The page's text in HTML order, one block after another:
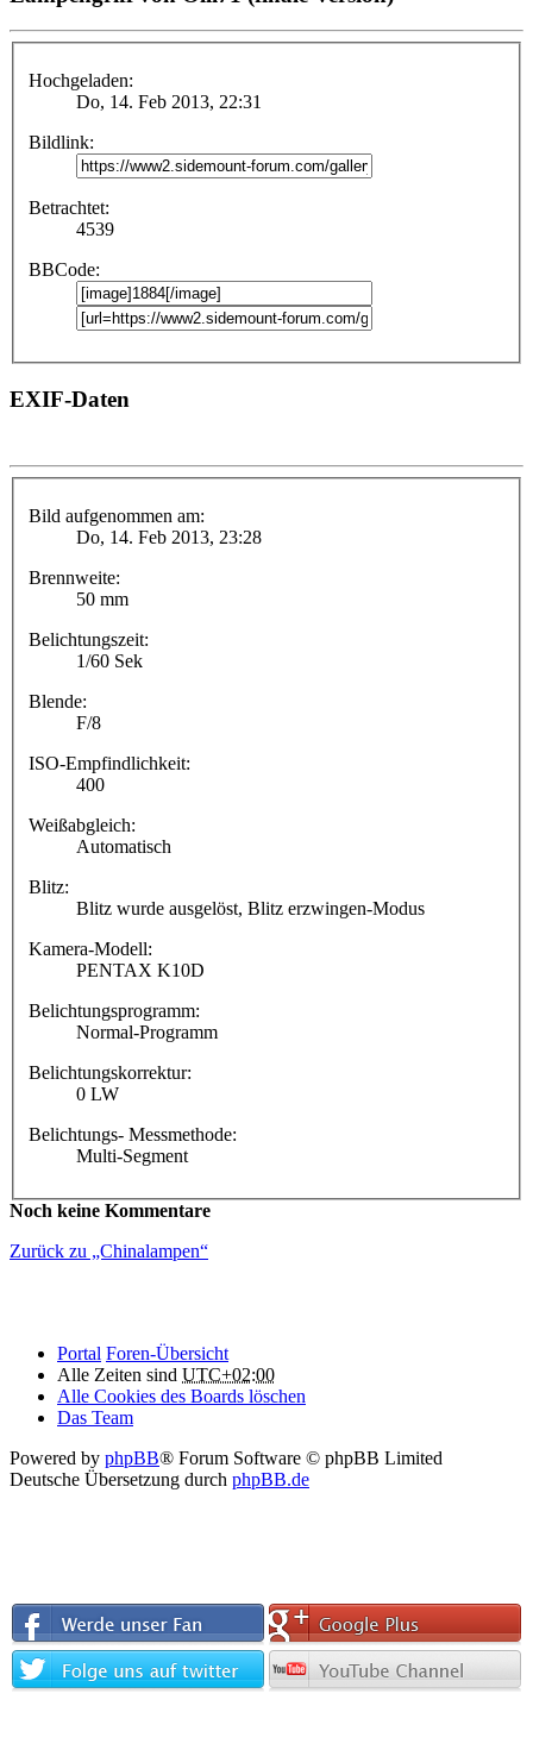
Hochgeladen:
Do, 14. Feb 2013, 22:31
Bildlink:
Betrachtet:
4539
BBCode:
EXIF-Daten
Bild aufgenommen am:
Do, 14. Feb 2013, 23:28
Brennweite:
50 mm
Belichtungszeit:
1/60 Sek
Blende:
F/8
ISO-Empfindlichkeit:
400
Weißabgleich:
Automatisch
Blitz:
Blitz wurde ausgelöst, Blitz erzwingen-Modus
Kamera-Modell:
PENTAX K10D
Belichtungsprogramm:
Normal-Programm
Belichtungskorrektur:
0 LW
Belichtungs- Messmethode:
Multi-Segment
Noch keine Kommentare
Zurück zu „Chinalampen“
Portal Foren-Übersicht
Alle Zeiten sind UTC+02:00
Alle Cookies des Boards löschen
Das Team
Powered by phpBB® Forum Software © phpBB Limited
Deutsche Übersetzung durch phpBB.de